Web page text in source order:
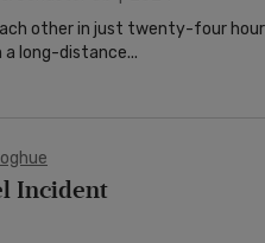
other in just twenty-four
a long-distance...
Incident